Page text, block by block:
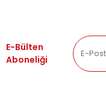
E-Bülten
Aboneliği